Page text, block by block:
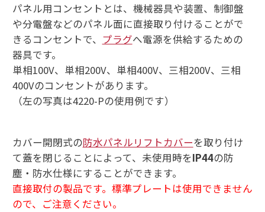
パネル用コンセントとは、機械器具や装置、制御盤
や分電盤などのパネル面に直接取り付けることがで
きるコンセントで、 プラグへ電源を供給するための
器具です。
単相100V、単相200V、単相400V、三相200V、三相
400Vのコンセントがあります。
（左の写真は4220-Pの使用例です）
カバー開閉式の防水パネルリフトカバーを取り付け
て蓋を閉じることによって、未使用時をIP44の防
塵・防水仕様にすることができます。
直接取付の製品です。標準プレートは使用できません
ので、ご注意ください。